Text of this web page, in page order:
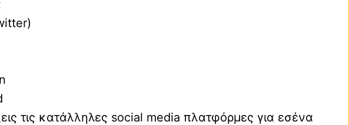
τις κατάλληλες social media πλατφόρμες για εσένα